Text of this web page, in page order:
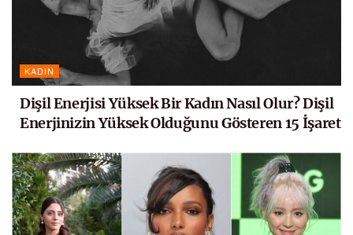
KADIN
Dişil Enerjisi Yüksek Bir Kadın Nasıl Olur? Dişil
Enerjinizin Yüksek Olduğunu Gösteren 15 İşaret